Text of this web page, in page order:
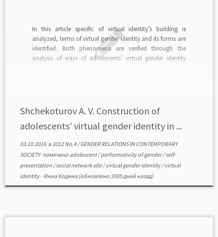
In this article specific of virtual identity’s building is
analyzed, terms of virtual gender identity and its forms are
identified. Both phenomena are verified through the
analysis of ways of adolescents’ virtual gender identity
Shchekoturov A. V. Construction of
adolescents’ virtual gender identity in ...
03.10.2016в2012 No.4/GENDER RELATIONS IN CONTEMPORARY
SOCIETYпомечено adolescent/performativity of gender/self-
presentation /social network site/virtual gender identity/virtual
identity- Инна Кодина(обновлено 3595 дней назад)